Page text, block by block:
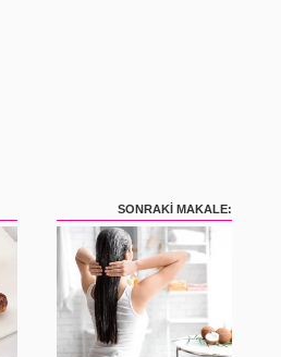
SONRAKI MAKALE: